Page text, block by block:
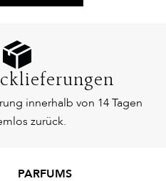
innerhalb von 14 Tagen
zurück.
PARFUMS